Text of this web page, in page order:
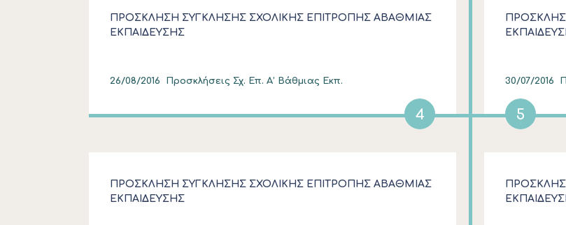
ΠΡΟΣΚΛΗΣΗ ΣΥΓΚΛΗΣΗΣ ΣΧΟΛΙΚΗΣ ΕΠΙΤΡΟΠΗΣ ΑΒΑΘΜΙΑΣ
ΕΚΠΑΙΔΕΥΣΗΣ
26/08/2016 Προσκλήσεις Σχ. Επ. Α’ Βάθμιας Εκπ.
4
30/07/2016
5
ΠΡΟΣΚΛΗΣΗ ΣΥΓΚΛΗΣΗΣ ΣΧΟΛΙΚΗΣ ΕΠΙΤΡΟΠΗΣ ΑΒΑΘΜΙΑΣ
ΕΚΠΑΙΔΕΥΣΗΣ